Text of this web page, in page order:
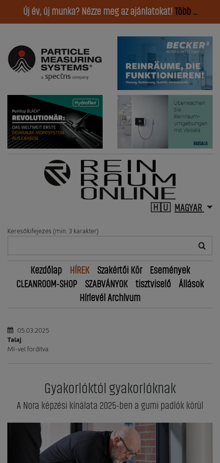
Új év, új munka? Nézze meg az ajánlatokat! Több ...
MAGYAR
Keresőkifejezés (min. 3 karakter)
Kezdőlap HÍREK Szakértői Kör
Események
CLEANROOM-SHOP
SZABVÁNYOK tisztviselő
Állások
Hírlevél Archívum
05.03.2025
Talaj
MI-vel fordítva
Gyakorlóktól gyakorlóknak
A Nora képzési kínálata 2025-ben a gumi padlók körül